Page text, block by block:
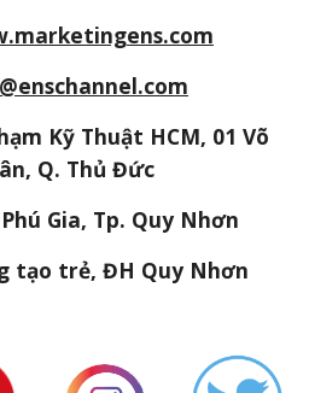
Kỹ Thuật HCM, 01 Võ
Q. Thủ Đức
Gia, Tp. Quy Nhơn
tạo trẻ, ĐH Quy Nhơn